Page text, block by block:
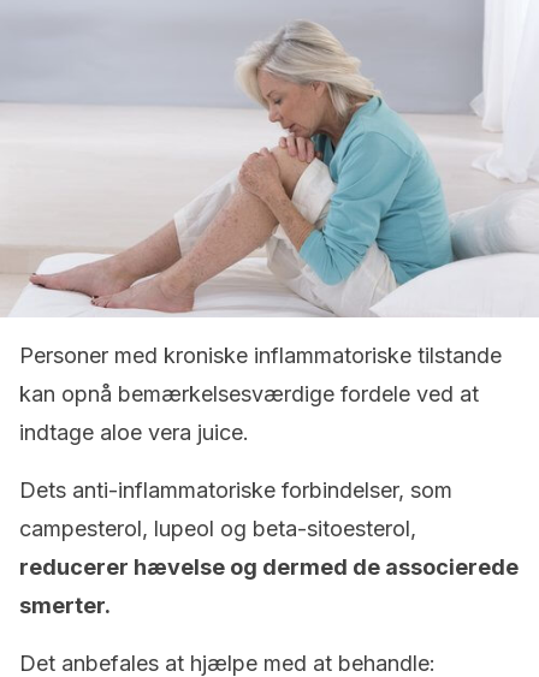
Personer med kroniske inflammatoriske tilstande
kan opnå bemærkelsesværdige fordele ved at
indtage aloe vera juice.
Dets anti-inflammatoriske forbindelser, som
campesterol, lupeol og beta-sitoesterol,
reducerer hævelse og dermed de associerede
smerter.
Det anbefales at hjælpe med at behandle: